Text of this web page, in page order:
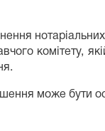
нотаріальних
комітету,
може бути